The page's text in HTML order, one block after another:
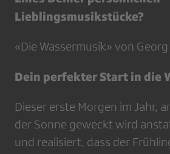
Lieblingsmusikstücke?
«Die Wassermusik» von
Dein perfekter Start in die
Dieser erste Morgen im Jahr,
der Sonne geweckt wird
und realisiert, dass der